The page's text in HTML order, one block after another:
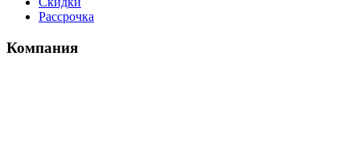
Рассрочка
Компания